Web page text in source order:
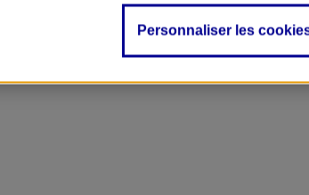
Personnaliser les